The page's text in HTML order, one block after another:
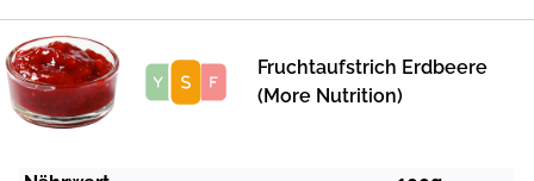
Score
Fruchtaufstrich Erdbeere
(More Nutrition)